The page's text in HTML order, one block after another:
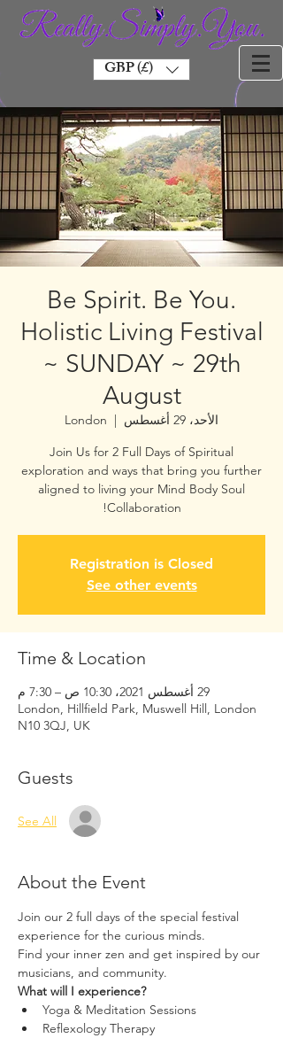
GBP (£)
Be Spirit. Be You.
Holistic Living Festival
~ SUNDAY ~ 29th
August
الأحد، 29 أغسطس
  |
London
Join Us for 2 Full Days of Spiritual
exploration and ways that bring you further
aligned to living your Mind Body Soul
Collaboration!
Registration is Closed
See other events
Time & Location
29 أغسطس 2021، 10:30 ص – 7:30 م
London, Hillfield Park, Muswell Hill, London
N10 3QJ, UK
Guests
See All
About the Event
Join our 2 full days of the special festival
experience for the curious minds.
Find your inner zen and get inspired by our
musicians, and community.
What will I experience?
Yoga & Meditation Sessions
Reflexology Therapy